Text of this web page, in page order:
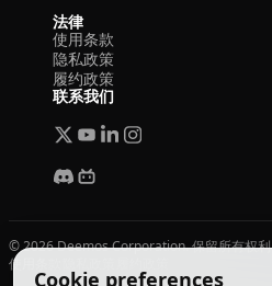
Cookie preferences
法律
使用条款
隐私政策
履约政策
联系我们
© 2026 Deemos Corporation. 保留所有权利
使用条款